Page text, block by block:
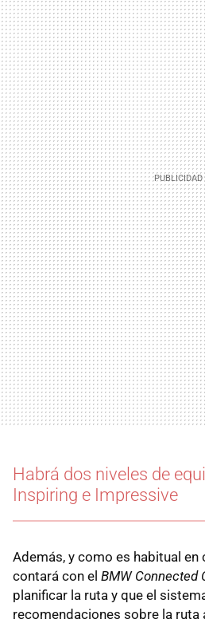
Habrá dos niveles de
Inspiring e Impressive
Además, y como es habitual
contará con el BMW Connected
planificar la ruta y que el
recomendaciones sobre la ruta